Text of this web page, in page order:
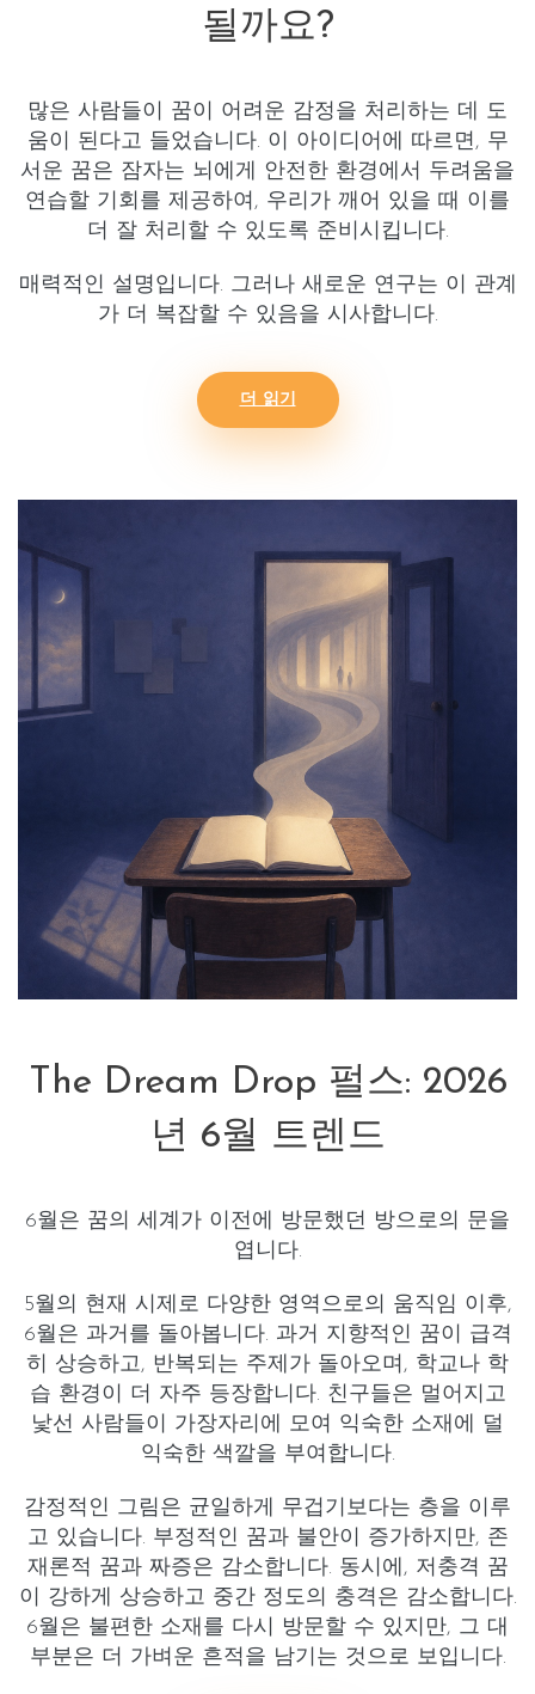
될까요?
많은 사람들이 꿈이 어려운 감정을 처리하는 데 도
움이 된다고 들었습니다. 이 아이디어에 따르면, 무
서운 꿈은 잠자는 뇌에게 안전한 환경에서 두려움을
연습할 기회를 제공하여, 우리가 깨어 있을 때 이를
더 잘 처리할 수 있도록 준비시킵니다.
매력적인 설명입니다. 그러나 새로운 연구는 이 관계
가 더 복잡할 수 있음을 시사합니다.
더 읽기
The Dream Drop 펄스: 2026
년 6월 트렌드
6월은 꿈의 세계가 이전에 방문했던 방으로의 문을
엽니다.
5월의 현재 시제로 다양한 영역으로의 움직임 이후,
6월은 과거를 돌아봅니다. 과거 지향적인 꿈이 급격
히 상승하고, 반복되는 주제가 돌아오며 , 학교나 학
습 환경이 더 자주 등장합니다. 친구들은 멀어지고
낯선 사람들이 가장자리에 모여 익숙한 소재에 덜
익숙한 색깔을 부여합니다.
감정적인 그림은 균일하게 무겁기보다는 층을 이루
고 있습니다. 부정적인 꿈과 불안이 증가하지만, 존
재론적 꿈과 짜증은 감소합니다. 동시에, 저충격 꿈
이 강하게 상승하고 중간 정도의 충격은 감소합니다.
6월은 불편한 소재를 다시 방문할 수 있지만, 그 대
부분은 더 가벼운 흔적을 남기는 것으로 보입니다.